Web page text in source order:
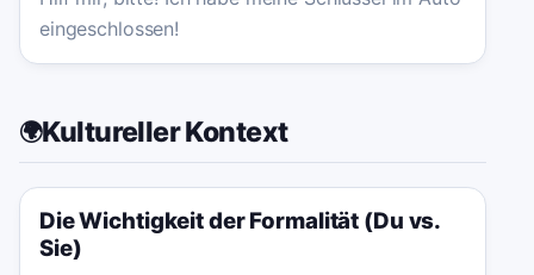
eingeschlossen!
🌍Kultureller Kontext
Die Wichtigkeit der Formalität (Du vs.
Sie)